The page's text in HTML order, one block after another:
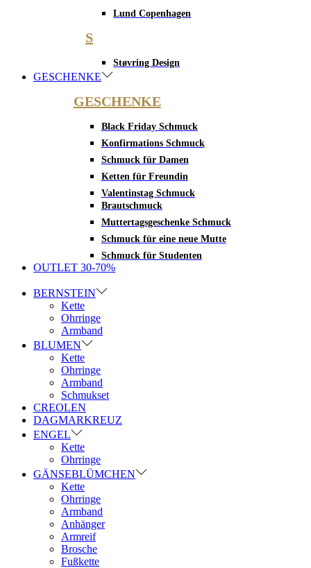
Lund Copenhagen
S
Støvring Design
GESCHENKE
GESCHENKE
Black Friday Schmuck
Konfirmations Schmuck
Schmuck für Damen
Ketten für Freundin
Valentinstag Schmuck
Brautschmuck
Muttertagsgeschenke Schmuck
Schmuck für eine neue Mutte
Schmuck für Studenten
OUTLET 30-70%
BERNSTEIN
Kette
Ohrringe
Armband
BLUMEN
Kette
Ohrringe
Armband
Schmukset
CREOLEN
DAGMARKREUZ
ENGEL
Kette
Ohrringe
GÄNSEBLÜMCHEN
Kette
Ohrringe
Armband
Anhänger
Armreif
Brosche
Fußkette